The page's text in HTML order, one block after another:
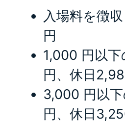
入場料を徴
円
1,000 円以
円、休日
3,000 円以
円、休日